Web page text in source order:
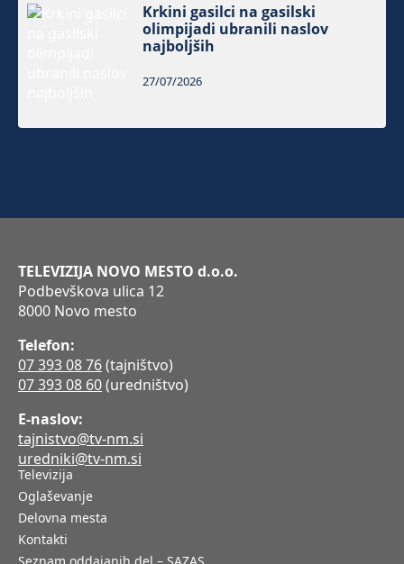
Krkini gasilci na gasilski
olimpijadi ubranili naslov
najboljših
27/07/2026
TELEVIZIJA NOVO MESTO d.o.o.
Podbevškova ulica 12
8000 Novo mesto
Telefon:
07 393 08 76(tajništvo)
07 393 08 60(uredništvo)
E-naslov:
tajnistvo@tv-nm.si
uredniki@tv-nm.si
Televizija
Oglaševanje
Delovna mesta
Kontakti